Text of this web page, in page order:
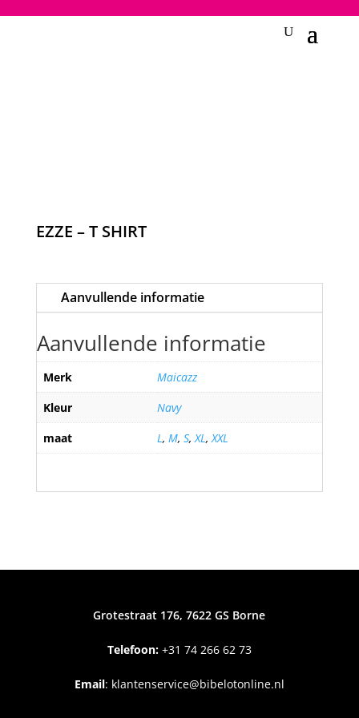
EZZE – T SHIRT
Aanvullende informatie
Aanvullende informatie
Merk
Maicazz
Kleur
Navy
maat
L, M, S,XL,XXL
Grotestraat 176, 7622 GS Borne
Telefoon:+31 74 266 62 73
Email: klantenservice@bibelotonline.nl